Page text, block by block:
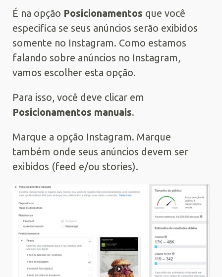
É na opção Posicionamentos que você
especifica se seus anúncios serão exibidos
somente no Instagram. Como estamos
falando sobre anúncios no Instagram,
vamos escolher esta opção.
Para isso, você deve clicar em
Posicionamentos manuais.
Marque a opção Instagram. Marque
também onde seus anúncios devem ser
exibidos (feed e/ou stories).